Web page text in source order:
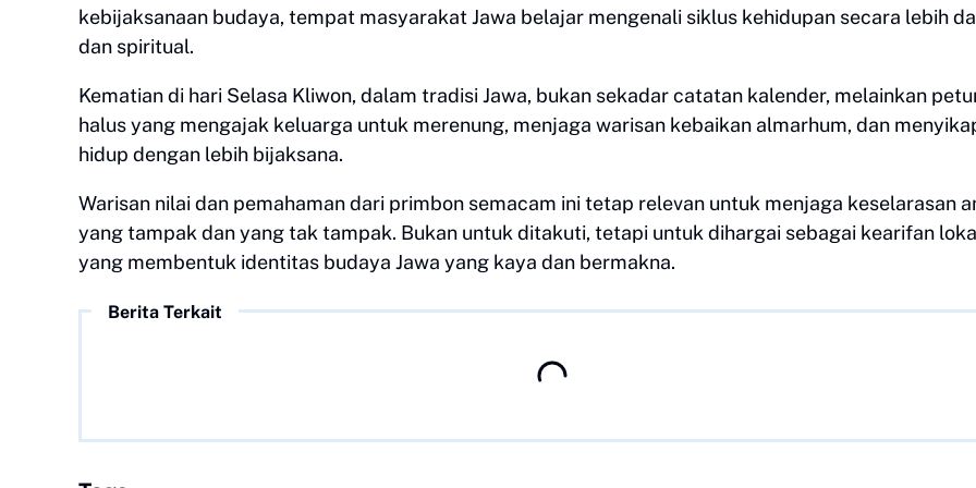
kebijaksanaan budaya, tempat masyarakat Jawa belajar mengenali siklus kehidupan secara lebih
dan spiritual.
Kematian di hari Selasa Kliwon, dalam tradisi Jawa, bukan sekadar catatan kalender, melainkan
halus yang mengajak keluarga untuk merenung, menjaga warisan kebaikan almarhum, dan
hidup dengan lebih bijaksana.
Warisan nilai dan pemahaman dari primbon semacam ini tetap relevan untuk menjaga keselarasan
yang tampak dan yang tak tampak. Bukan untuk ditakuti, tetapi untuk dihargai sebagai kearifan
yang membentuk identitas budaya Jawa yang kaya dan bermakna.
Berita Terkait